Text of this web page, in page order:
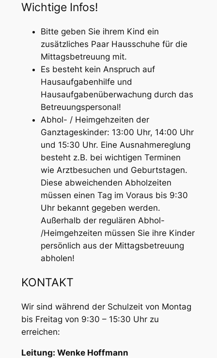
Wichtige Infos!
Bitte geben Sie ihrem Kind ein
zusätzliches Paar Hausschuhe für die
Mittagsbetreuung mit.
Es besteht kein Anspruch auf
Hausaufgabenhilfe und
Hausaufgabenüberwachung durch das
Betreuungspersonal!
Abhol- / Heimgehzeiten der
Ganztageskinder: 13:00 Uhr, 14:00 Uhr
und 15:30 Uhr. Eine Ausnahmereglung
besteht z.B. bei wichtigen Terminen
wie Arztbesuchen und Geburtstagen.
Diese abweichenden Abholzeiten
müssen einen Tag im Voraus bis 9:30
Uhr bekannt gegeben werden.
Außerhalb der regulären Abhol-
/Heimgehzeiten müssen Sie ihre Kinder
persönlich aus der Mittagsbetreuung
abholen!
KONTAKT
Wir sind während der Schulzeit von Montag
bis Freitag von 9:30 – 15:30 Uhr zu
erreichen:
Leitung: Wenke Hoffmann